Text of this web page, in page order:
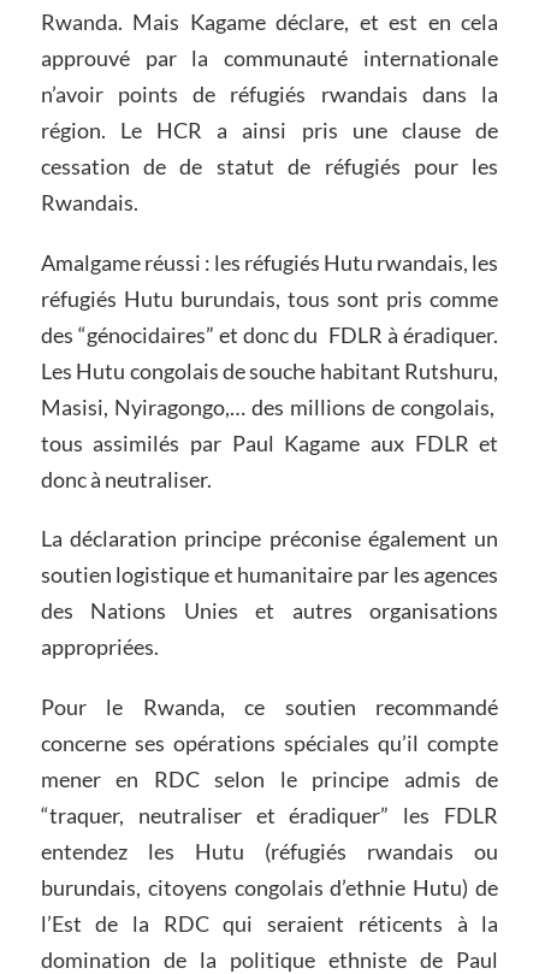
Rwanda. Mais Kagame déclare, et est en cela
approuvé par la communauté internationale
n’avoir points de réfugiés rwandais dans la
région. Le HCR a ainsi pris une clause de
cessation de de statut de réfugiés pour les
Rwandais.
Amalgame réussi : les réfugiés Hutu rwandais, les
réfugiés Hutu burundais, tous sont pris comme
des “génocidaires” et donc du FDLR à éradiquer.
Les Hutu congolais de souche habitant Rutshuru,
Masisi, Nyiragongo,… des millions de congolais,
tous assimilés par Paul Kagame aux FDLR et
donc à neutraliser.
La déclaration principe préconise également un
soutien logistique et humanitaire par les agences
des Nations Unies et autres organisations
appropriées.
Pour le Rwanda, ce soutien recommandé
concerne ses opérations spéciales qu’il compte
mener en RDC selon le principe admis de
“traquer, neutraliser et éradiquer” les FDLR
entendez les Hutu (réfugiés rwandais ou
burundais, citoyens congolais d’ethnie Hutu) de
l’Est de la RDC qui seraient réticents à la
domination de la politique ethniste de Paul